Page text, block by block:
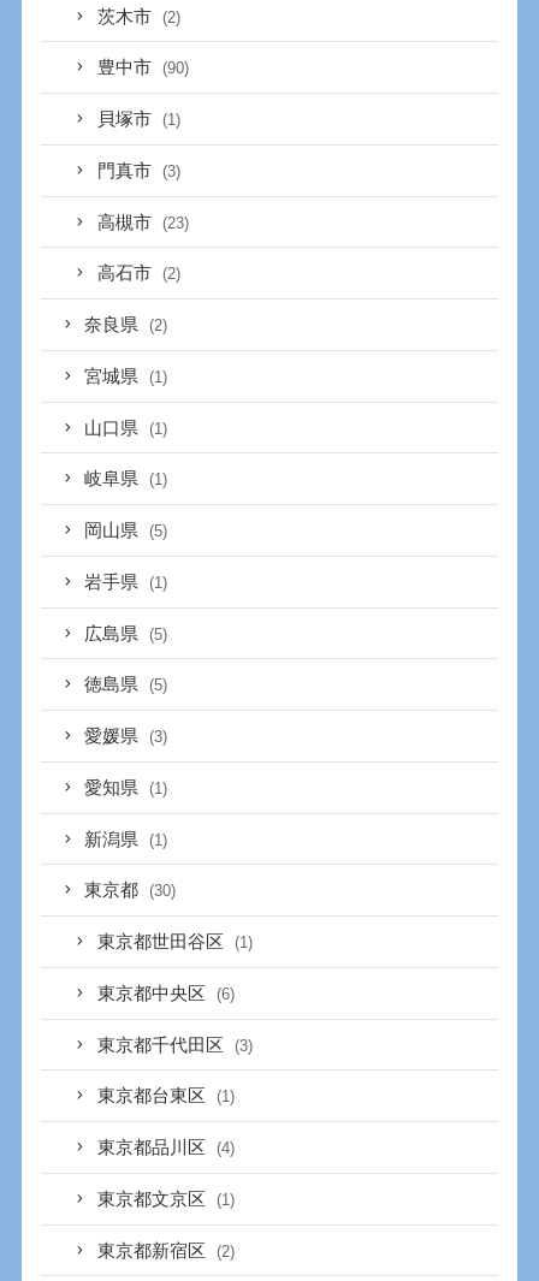
茨木市 (2)
豊中市 (90)
貝塚市 (1)
門真市 (3)
高槻市 (23)
高石市 (2)
奈良県 (2)
宮城県 (1)
山口県 (1)
岐阜県 (1)
岡山県 (5)
岩手県 (1)
広島県 (5)
徳島県 (5)
愛媛県 (3)
愛知県 (1)
新潟県 (1)
東京都 (30)
東京都世田谷区 (1)
東京都中央区 (6)
東京都千代田区 (3)
東京都台東区 (1)
東京都品川区 (4)
東京都文京区 (1)
東京都新宿区 (2)